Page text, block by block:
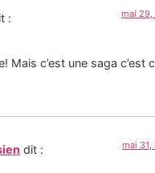
: mai 29,
Mais c’est une saga c’est
dit : mai 31,